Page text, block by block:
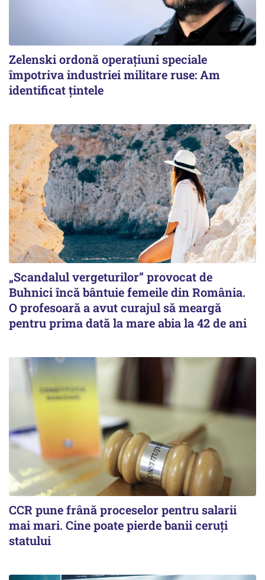
Zelenski ordonă operațiuni speciale
împotriva industriei militare ruse: Am
identificat țintele
„Scandalul vergeturilor” provocat de
Buhnici încă bântuie femeile din România.
O profesoară a avut curajul să meargă
pentru prima dată la mare abia la 42 de ani
CCR pune frână proceselor pentru salarii
mai mari. Cine poate pierde banii ceruți
statului